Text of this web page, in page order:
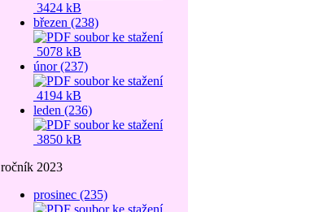
3424 kB
březen (238)
5078 kB
únor (237)
4194 kB
leden (236)
3850 kB
ročník 2023
prosinec (235)